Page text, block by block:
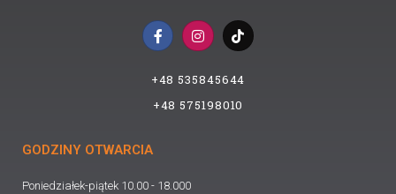
F
a
c
b
o
I
n
s
a
g
r
T
i
k
o
+48 535845644
+48 575198010
GODZINY OTWARCIA
Poniedziałek-piątek 10.00 - 18.000